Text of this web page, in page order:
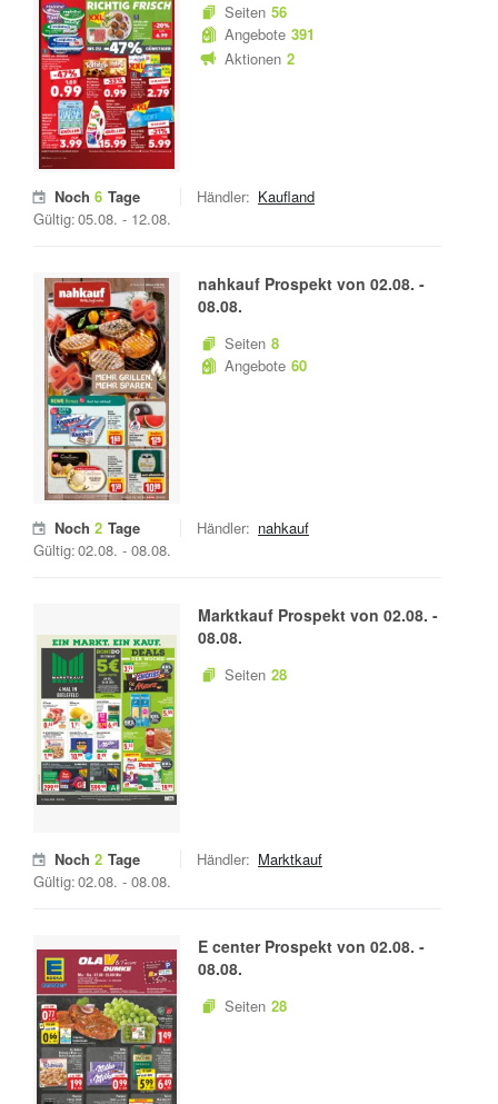
Seiten 56
Angebote 391
Aktionen 2
Noch 6 Tage
Gültig:05.08. - 12.08.
Händler: Kaufland
nahkauf Prospekt von 02.08. -
08.08.
Seiten 8
Angebote 60
Noch 2 Tage
Gültig:02.08. - 08.08.
Händler: nahkauf
Marktkauf Prospekt von 02.08. -
08.08.
Seiten 28
Noch 2 Tage
Gültig:02.08. - 08.08.
Händler: Marktkauf
E centerProspekt von 02.08. -
08.08.
Seiten 28